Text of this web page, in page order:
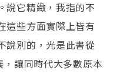
說它精緻，我指的不
這些方面實際上皆有
說別的，光是此書從
讓同時代大多數原本